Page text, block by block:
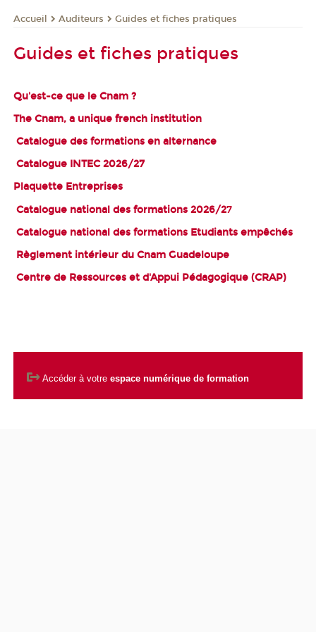
Accueil Auditeurs Guides et fiches pratiques
Guides et fiches pratiques
Qu'est-ce que le Cnam ?
The Cnam, a unique french institution
Catalogue des formations en alternance
Catalogue INTEC 2026/27
Plaquette Entreprises
Catalogue national des formations 2026/27
Catalogue national des formations Etudiants empêchés
Règlement intérieur du Cnam Guadeloupe
Centre de Ressources et d'Appui Pédagogique (CRAP)
Accéder à votre espace numérique de formation